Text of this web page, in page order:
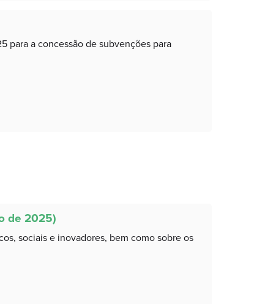
para a concessão de subvenções para
de 2025)
sociais e inovadores, bem como sobre os